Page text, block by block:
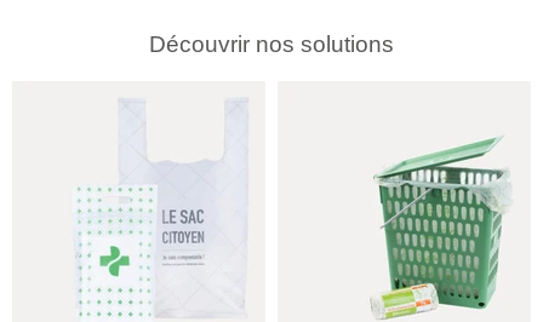
Découvrir nos solutions